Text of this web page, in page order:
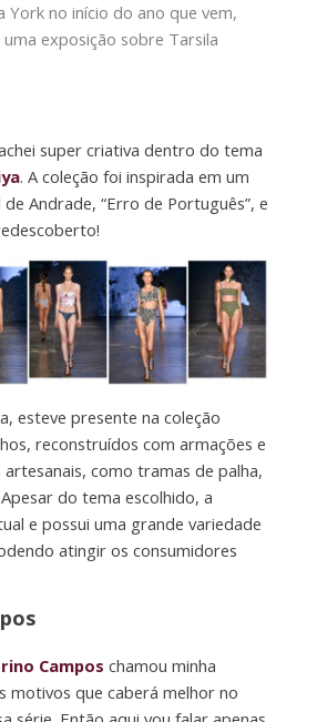
York no início do ano que vem,
exposição sobre Tarsila
super criativa dentro do tema
. A coleção foi inspirada em um
Andrade, “Erro de Português”, e
esteve presente na coleção
reconstruídos com armações e
como tramas de palha,
do tema escolhido, a
e possui uma grande variedade
atingir os consumidores
Campos chamou minha
motivos que caberá melhor no